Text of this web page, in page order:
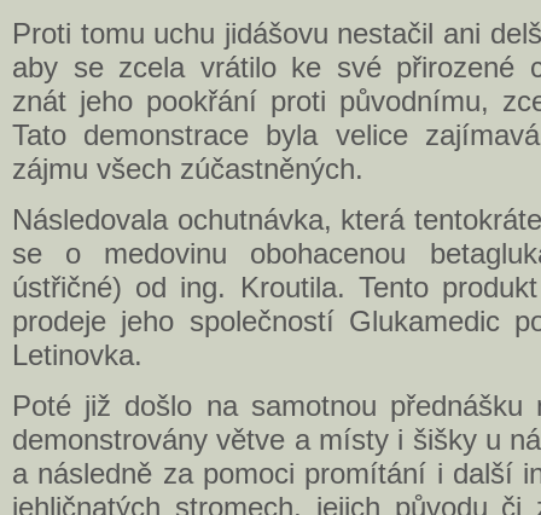
Proti tomu uchu jidášovu nestačil ani
aby se zcela vrátilo ke své přirozené
znát jeho pookřání proti původnímu,
Tato demonstrace byla velice
zájmu všech zúčastněných.
Následovala ochutnávka, která
se o medovinu obohacenou
ústřičné) od ing. Kroutila. Tento
prodeje jeho společností Glukamedic
Letinovka.
Poté již došlo na samotnou
demonstrovány větve a místy i šišky u
a následně za pomoci promítání i další
jehličnatých stromech, jejich původu či